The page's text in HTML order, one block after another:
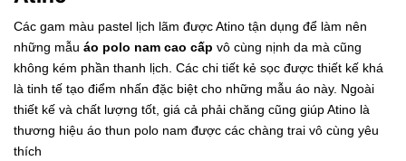
Các gam màu pastel lịch lãm được Atino tận dụng để làm nên
những mẫu áo polo nam cao cấp vô cùng nịnh da mà cũng
không kém phần thanh lịch. Các chi tiết kẻ sọc được thiết kế khá
là tinh tế tạo điểm nhấn đặc biệt cho những mẫu áo này. Ngoài
thiết kế và chất lượng tốt, giá cả phải chăng cũng giúp Atino là
thương hiệu áo thun polo nam được các chàng trai vô cùng yêu
thích